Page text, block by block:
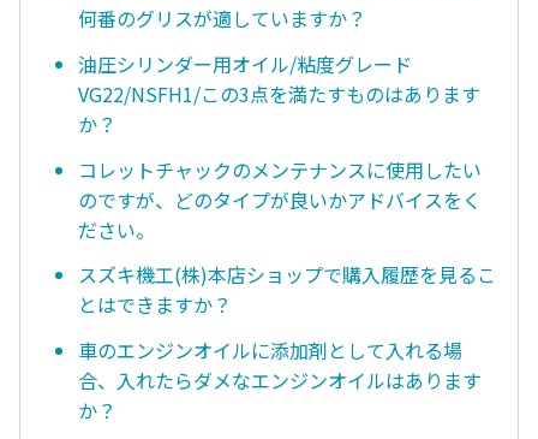
何番のグリスが適していますか？
油圧シリンダー用オイル/粘度グレード
VG22/NSFH1/この3点を満たすものはあります
か？
コレットチャックのメンテナンスに使用したい
のですが、どのタイプが良いかアドバイスをく
ださい。
スズキ機工(株)本店ショップで購入履歴を見るこ
とはできますか？
車のエンジンオイルに添加剤として入れる場
合、入れたらダメなエンジンオイルはあります
か？